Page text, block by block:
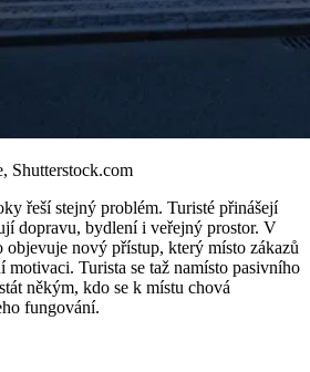
Shutterstock.com
řeší stejný problém. Turisté přinášejí
dopravu, bydlení i veřejný prostor. V
objevuje nový přístup, který místo zákazů
Turista se taž namísto pasivního
někým, kdo se k místu chová
fungování.